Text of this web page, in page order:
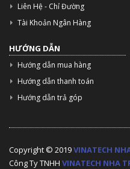
Liên Hệ - Chỉ Đường
Tài Khoản Ngân Hàng
HƯỚNG DẪN
Hướng dẫn mua hàng
Hướng dẫn thanh toán
Hướng dẫn trả góp
Copyright © 2019VINATECH
Công Ty TNHH VINATECH NHA